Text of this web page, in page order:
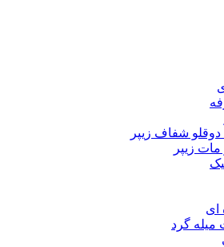
شفاف زیپر
زیپر
گرد